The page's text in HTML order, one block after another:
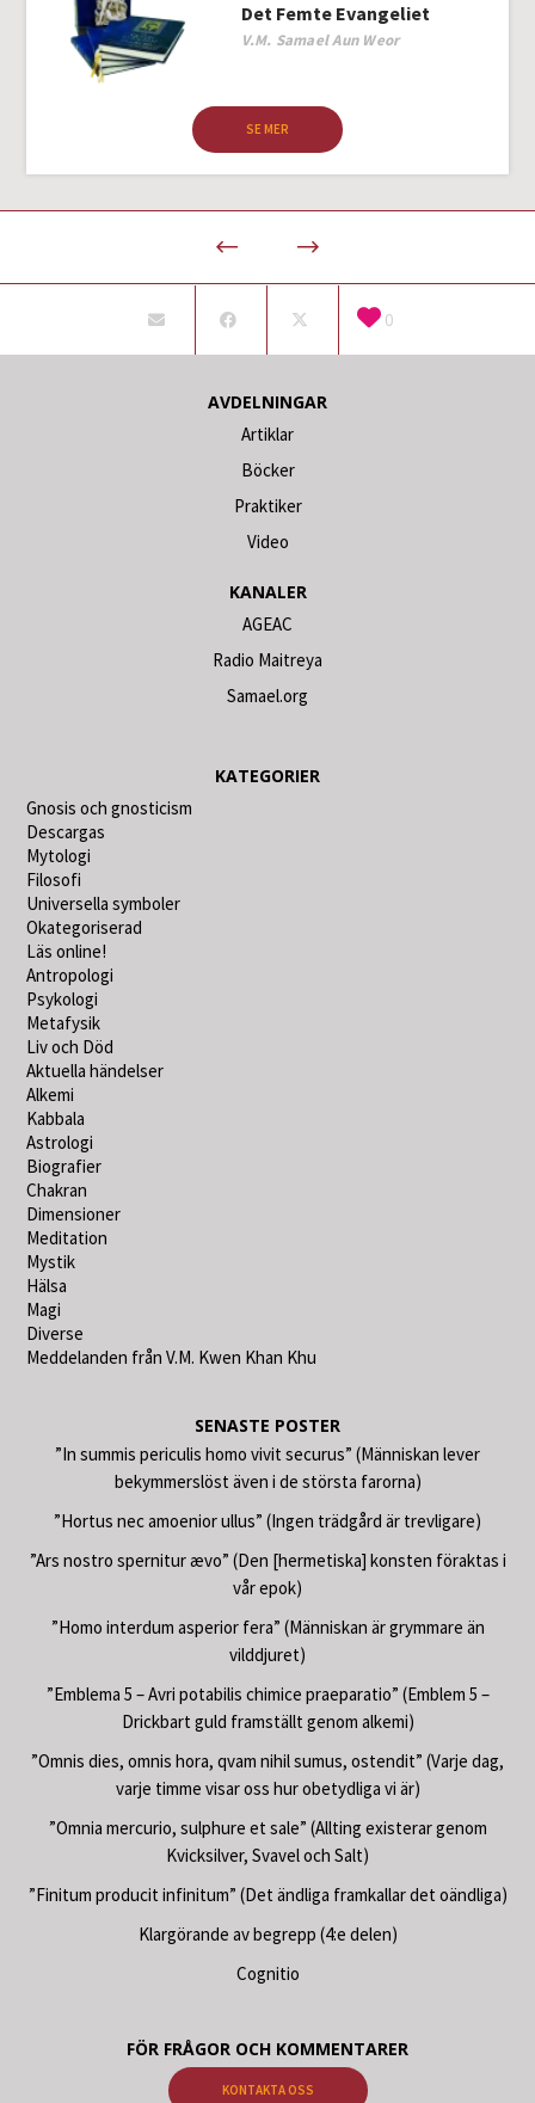
Det Femte Evangeliet
Author
V.M. Samael Aun Weor
SE MER
0
AVDELNINGAR
Artiklar
Böcker
Praktiker
Video
KANALER
AGEAC
Radio Maitreya
Samael.org
KATEGORIER
Gnosis och gnosticism
Descargas
Mytologi
Filosofi
Universella symboler
Okategoriserad
Läs online!
Antropologi
Psykologi
Metafysik
Liv och Död
Aktuella händelser
Alkemi
Kabbala
Astrologi
Biografier
Chakran
Dimensioner
Meditation
Mystik
Hälsa
Magi
Diverse
Meddelanden från V.M. Kwen Khan Khu
SENASTE POSTER
”In summis periculis homo vivit securus” (Människan lever
bekymmerslöst även i de största farorna)
”Hortus nec amoenior ullus” (Ingen trädgård är trevligare)
”Ars nostro spernitur ævo” (Den [hermetiska] konsten föraktas i
vår epok)
”Homo interdum asperior fera” (Människan är grymmare än
vilddjuret)
”Emblema 5 – Avri potabilis chimice praeparatio” (Emblem 5 –
Drickbart guld framställt genom alkemi)
”Omnis dies, omnis hora, qvam nihil sumus, ostendit” (Varje dag,
varje timme visar oss hur obetydliga vi är)
”Omnia mercurio, sulphure et sale” (Allting existerar genom
Kvicksilver, Svavel och Salt)
”Finitum producit infinitum” (Det ändliga framkallar det oändliga)
Klargörande av begrepp (4:e delen)
Cognitio
FÖR FRÅGOR OCH KOMMENTARER
KONTAKTA OSS